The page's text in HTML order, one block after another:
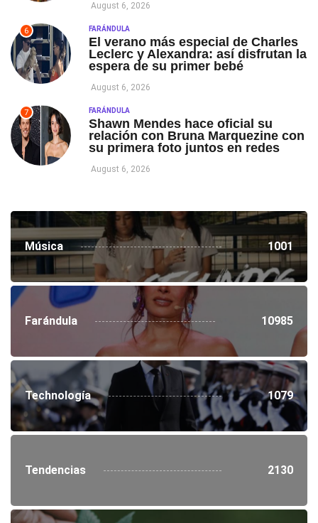
August 6, 2026
6 FARÁNDULA
El verano más especial de Charles
Leclerc y Alexandra: así disfrutan la
espera de su primer bebé
August 6, 2026
7 FARÁNDULA
Shawn Mendes hace oficial su
relación con Bruna Marquezine con
su primera foto juntos en redes
August 6, 2026
Música 1001
Farándula 10985
Technología 1079
Tendencias 2130